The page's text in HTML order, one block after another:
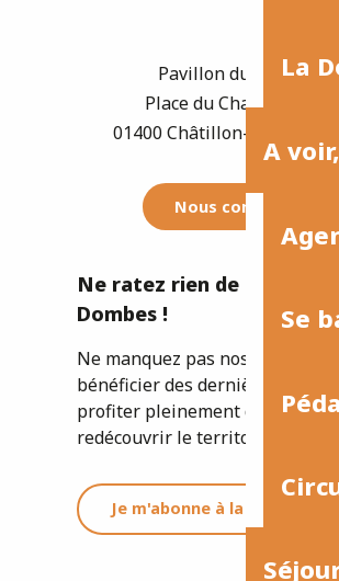
La
A
Se
Pavillon du Tourisme
Place du Champ de Foire
01400 Châtillon-sur-
Nous contacter
Ne ratez rien de l'actualité
Dombes !
Ne manquez pas nos
bénéficier des dernières
profiter pleinement de votre
redécouvrir le territoire.
Je m'abonne à la newsletter